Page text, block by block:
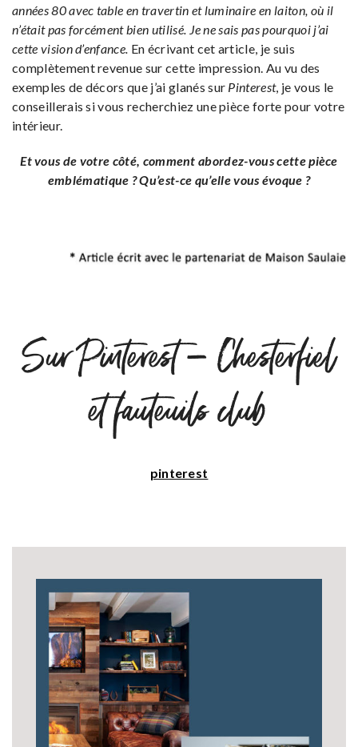
années 80 avec table en travertin et luminaire en laiton, où il
n’était pas forcément bien utilisé. Je ne sais pas pourquoi j’ai
cette vision d’enfance. En écrivant cet article, je suis
complètement revenue sur cette impression. Au vu des
exemples de décors que j’ai glanés sur Pinterest, je vous le
conseillerais si vous recherchiez une pièce forte pour votre
intérieur.
Et vous de votre côté, comment abordez-vous cette pièce
emblématique ? Qu’est-ce qu’elle vous évoque ?
Sur Pinterest – Chesterfiel
et fauteuils club
pinterest